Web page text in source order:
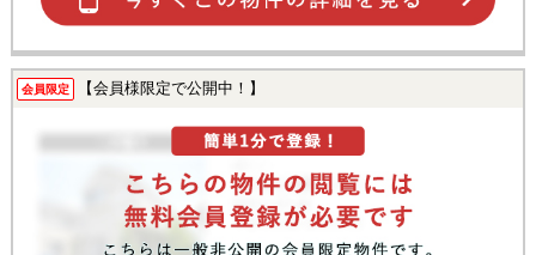
会員限定 【会員様限定で公開中！】